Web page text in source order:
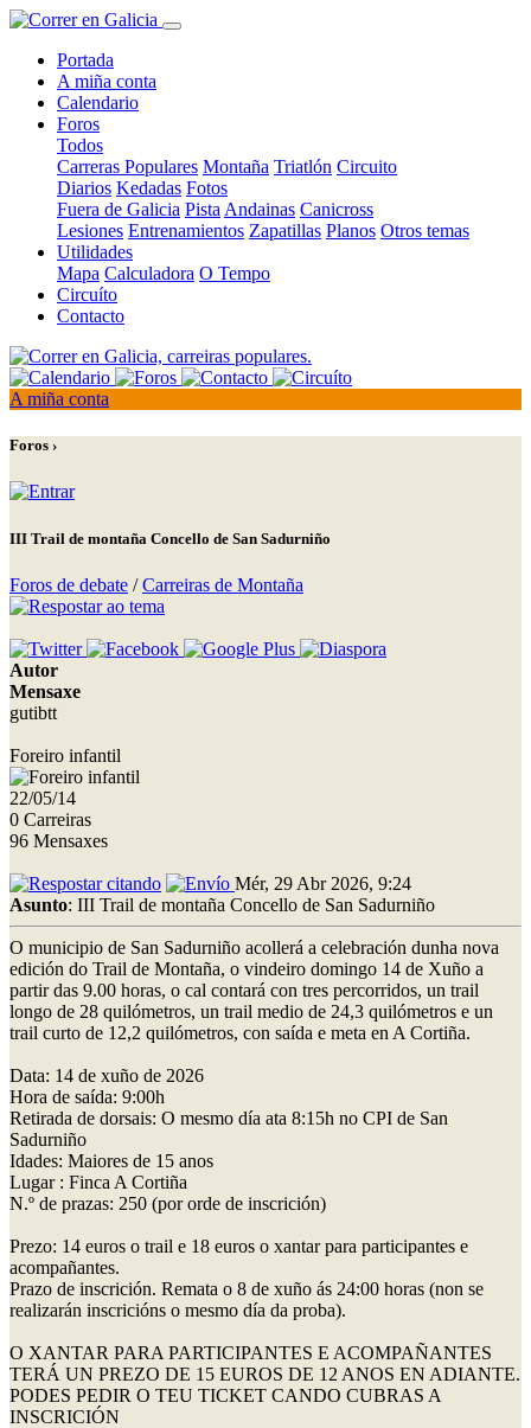
Portada
A miña conta
Calendario
Foros
Todos
Carreras Populares Montaña Triatlón Circuito
Diarios Kedadas Fotos
Fuera de Galicia Pista Andainas Canicross
Lesiones Entrenamientos Zapatillas Planos Otros temas
Utilidades
Mapa Calculadora O Tempo
Circuíto
Contacto
A miña conta
Foros ›
III Trail de montaña Concello de San Sadurniño
Foros de debate /Carreiras de Montaña
Autor
Mensaxe
gutibtt
Foreiro infantil
22/05/14
0 Carreiras
96 Mensaxes
Mér, 29 Abr 2026, 9:24
Asunto: III Trail de montaña Concello de San Sadurniño
O municipio de San Sadurniño acollerá a celebración dunha nova
edición do Trail de Montaña, o vindeiro domingo 14 de Xuño a
partir das 9.00 horas, o cal contará con tres percorridos, un trail
longo de 28 quilómetros, un trail medio de 24,3 quilómetros e un
trail curto de 12,2 quilómetros, con saída e meta en A Cortiña.
Data: 14 de xuño de 2026
Hora de saída: 9:00h
Retirada de dorsais: O mesmo día ata 8:15h no CPI de San
Sadurniño
Idades: Maiores de 15 anos
Lugar : Finca A Cortiña
N.º de prazas: 250 (por orde de inscrición)
Prezo: 14 euros o trail e 18 euros o xantar para participantes e
acompañantes.
Prazo de inscrición. Remata o 8 de xuño ás 24:00 horas (non se
realizarán inscricións o mesmo día da proba).
O XANTAR PARA PARTICIPANTES E ACOMPAÑANTES
TERÁ UN PREZO DE 15 EUROS DE 12 ANOS EN ADIANTE.
PODES PEDIR O TEU TICKET CANDO CUBRAS A
INSCRICIÓN